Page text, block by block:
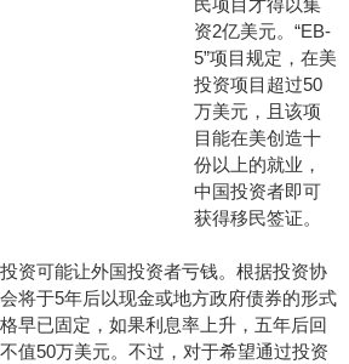
民项目才得以集
资2亿美元。“EB-
5”项目规定，在美
投资项目超过50
万美元，且该项
目能在美创造十
份以上的就业，
中国投资者即可
获得移民签证。
可能让外国投资者亏钱。根据投资协
将于5年后以现金或地方政府债券的形式
早已固定，如果利息率上升，五年后回
值50万美元。不过，对于希望通过投资